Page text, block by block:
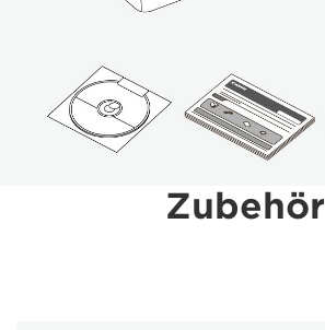
Zubehör